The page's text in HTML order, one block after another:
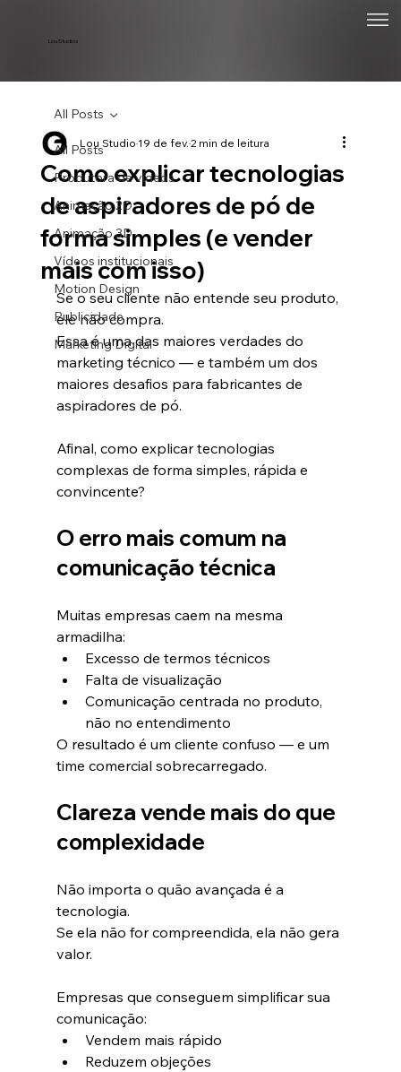
Lou Studios
All Posts
Produtora de vídeos
Animação 2D
Animação 3D
Vídeos institucionais
Motion Design
Publicidade
Marketing Digital
All Posts
Como explicar tecnologias
de aspiradores de pó de
forma simples (e vender
mais com isso)
Lou Studio19 de fev.2 min de leitura
Se o seu cliente não entende seu produto,
ele não compra.
Essa é uma das maiores verdades do
marketing técnico — e também um dos
maiores desafios para fabricantes de
aspiradores de pó.
Afinal, como explicar tecnologias
complexas de forma simples, rápida e
convincente?
O erro mais comum na
comunicação técnica
Muitas empresas caem na mesma
armadilha:
Excesso de termos técnicos
Falta de visualização
Comunicação centrada no produto,
não no entendimento
O resultado é um cliente confuso — e um
time comercial sobrecarregado.
Clareza vende mais do que
complexidade
Não importa o quão avançada é a
tecnologia.
Se ela não for compreendida, ela não gera
valor.
Empresas que conseguem simplificar sua
comunicação:
Vendem mais rápido
Reduzem objeções